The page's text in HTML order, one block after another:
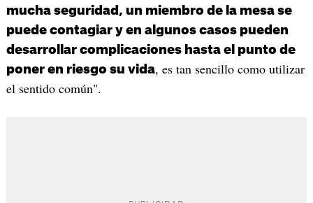
mucha seguridad, un miembro de la mesa se
puede contagiar y en algunos casos pueden
desarrollar complicaciones hasta el punto de
poner en riesgo su vida, es tan sencillo como utilizar
el sentido común".